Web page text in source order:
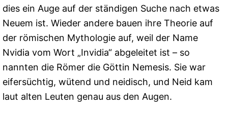
dies ein Auge auf der ständigen Suche nach etwas
Neuem ist. Wieder andere bauen ihre Theorie auf
der römischen Mythologie auf, weil der Name
Nvidia vom Wort „Invidia“ abgeleitet ist – so
nannten die Römer die Göttin Nemesis. Sie war
eifersüchtig, wütend und neidisch, und Neid kam
laut alten Leuten genau aus den Augen.